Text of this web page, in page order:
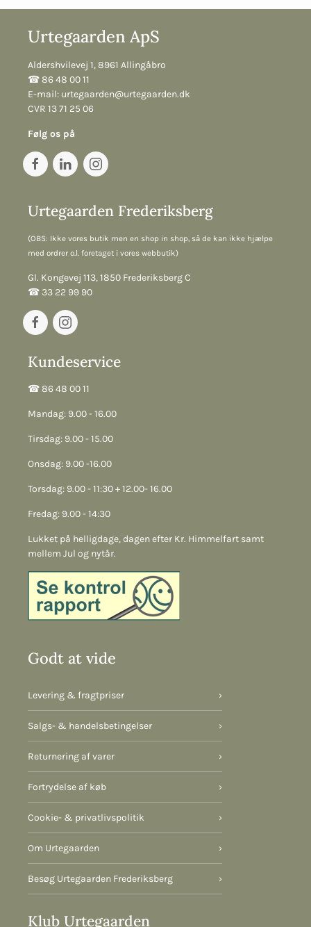
Urtegaarden ApS
Aldershvilevej 1, 8961 Allingåbro
☎︎ 86 48 00 11
E-mail: urtegaarden@urtegaarden.dk
CVR 13 71 25 06
Følg os på
Urtegaarden Frederiksberg
(OBS: Ikke vores butik men en shop in shop, så de kan ikke hjælpe
med ordrer o.l. foretaget i vores webbutik)
Gl. Kongevej 113, 1850 Frederiksberg C
☎︎ 33 22 99 90
Kundeservice
☎︎ 86 48 00 11
Mandag: 9.00 - 16.00
Tirsdag: 9.00 - 15.00
Onsdag: 9.00 -16.00
Torsdag: 9.00 - 11:30 + 12.00- 16.00
Fredag: 9.00 - 14:30
Lukket på helligdage, dagen efter Kr. Himmelfart samt
mellem Jul og nytår.
Godt at vide
Levering & fragtpriser ›
Salgs- & handelsbetingelser ›
Returnering af varer ›
Fortrydelse af køb ›
Cookie- & privatlivspolitik ›
Om Urtegaarden ›
Besøg Urtegaarden Frederiksberg ›
Klub Urtegaarden